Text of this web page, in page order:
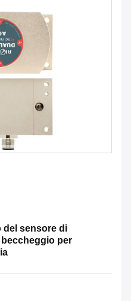
del sensore di
per